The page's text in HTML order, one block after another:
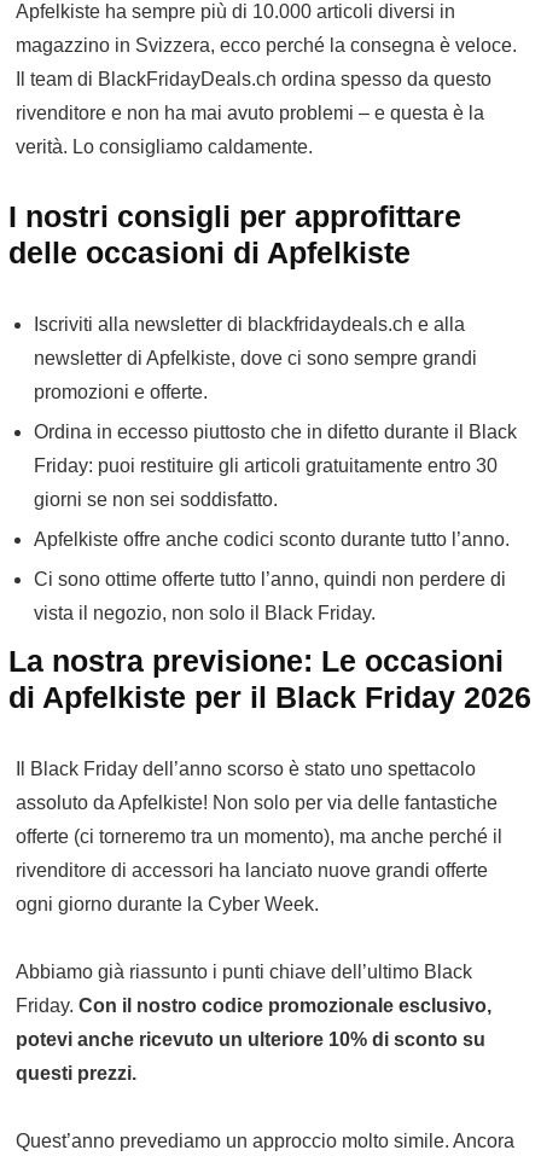
Apfelkiste ha sempre più di 10.000 articoli diversi in
magazzino in Svizzera, ecco perché la consegna è veloce.
Il team di BlackFridayDeals.ch ordina spesso da questo
rivenditore e non ha mai avuto problemi – e questa è la
verità. Lo consigliamo caldamente.
I nostri consigli per approfittare
delle occasioni di Apfelkiste
Iscriviti alla newsletter di blackfridaydeals.ch e alla
newsletter di Apfelkiste, dove ci sono sempre grandi
promozioni e offerte.
Ordina in eccesso piuttosto che in difetto durante il Black
Friday: puoi restituire gli articoli gratuitamente entro 30
giorni se non sei soddisfatto.
Apfelkiste offre anche codici sconto durante tutto l’anno.
Ci sono ottime offerte tutto l’anno, quindi non perdere di
vista il negozio, non solo il Black Friday.
La nostra previsione: Le occasioni
di Apfelkiste per il Black Friday 2026
Il Black Friday dell’anno scorso è stato uno spettacolo
assoluto da Apfelkiste! Non solo per via delle fantastiche
offerte (ci torneremo tra un momento), ma anche perché il
rivenditore di accessori ha lanciato nuove grandi offerte
ogni giorno durante la Cyber Week.
Abbiamo già riassunto i punti chiave dell’ultimo Black
Friday. Con il nostro codice promozionale esclusivo,
potevi anche ricevuto un ulteriore 10% di sconto su
questi prezzi.
Quest’anno prevediamo un approccio molto simile. Ancora